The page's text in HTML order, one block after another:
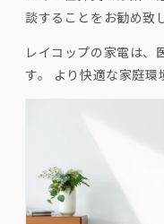
談することをお勧め致
レイコップの家電は、
す。 より快適な家庭環